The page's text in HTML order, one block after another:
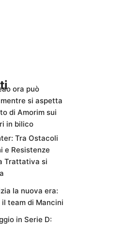
ora può
si aspetta
di Amorim sui
in bilico
Tra Ostacoli
e Resistenze
Trattativa si
la nuova era:
team di Mancini
in Serie D: